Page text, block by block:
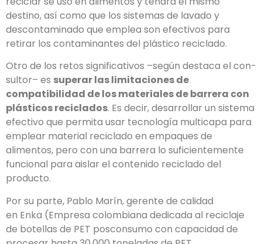
destino, así como que los sistemas de lavado y
descontaminado que emplea son efectivos para
retirar los contaminantes del plástico reciclado.
Otro de los retos significativos –según destaca el con­
sultor– es superar las limitaciones de
compatibilidad de los materiales de barrera con
plásticos reciclados. Es decir, desarrollar un sistema
efectivo que permita usar tecnología multicapa para
emplear material reci­clado en empaques de
alimentos, pero con una barre­ra lo suficientemente
funcional para aislar el conteni­do reciclado del
producto.
Por su parte, Pablo Marín, gerente de calidad
en Enka (Empresa colombiana dedicada al reciclaje
de botellas de PET posconsumo con capacidad de